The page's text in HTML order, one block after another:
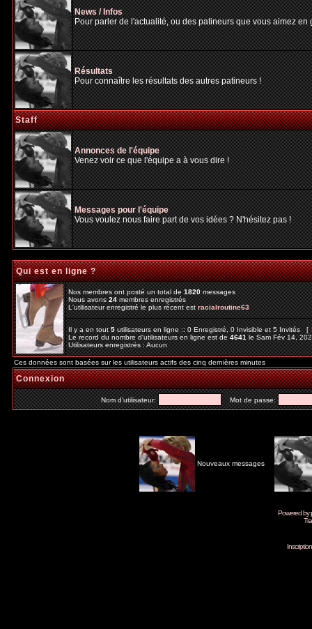
News / Infos
Pour parler de l'actualité, ou des patineurs que vous aimez
Résultats
Pour connaître les résultats des autres patineurs !
Staff
Annonces de l'équipe
Venez voir ce que l'équipe a à vous dire !
Messages pour l'équipe
Vous voulez nous faire part de vos idées ? N'hésitez pas !
Qui est en ligne ?
Nos membres ont posté un total de1820messages
Nous avons24membres enregistrés
L'utilisateur enregistré le plus récent estracialroutine63
Il y a en tout5utilisateurs en ligne :: 0 Enregistré, 0 Invisible et 5 Invités [
Le record du nombre d'utilisateurs en ligne est de4641le Sam Fév 14,
Utilisateurs enregistrés : Aucun
Ces données sont basées sur les utilisateurs actifs des cinq dernières minutes
Connexion
Nom d'utilisateur: Mot de passe:
Nouveaux messages
Powered by